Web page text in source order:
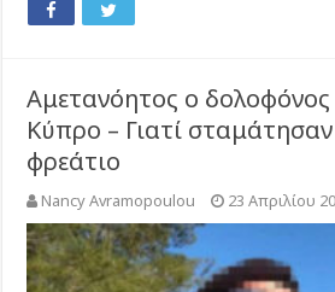
Αμετανόητος ο
Κύπρο – Γιατί σταμάτησαν
φρεάτιο
Nancy Avramopoulou 23 Απριλίου